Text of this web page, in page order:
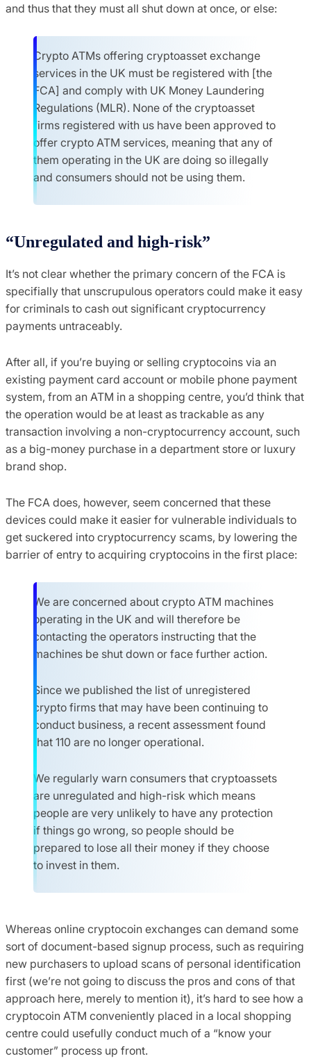
and thus that they must all shut down at once, or else:
Crypto ATMs offering cryptoasset exchange
services in the UK must be registered with [the
FCA] and comply with UK Money Laundering
Regulations (MLR). None of the cryptoasset
firms registered with us have been approved to
offer crypto ATM services, meaning that any of
them operating in the UK are doing so illegally
and consumers should not be using them.
“Unregulated and high-risk”
It’s not clear whether the primary concern of the FCA is
specifially that unscrupulous operators could make it easy
for criminals to cash out significant cryptocurrency
payments untraceably.
After all, if you’re buying or selling cryptocoins via an
existing payment card account or mobile phone payment
system, from an ATM in a shopping centre, you’d think that
the operation would be at least as trackable as any
transaction involving a non-cryptocurrency account, such
as a big-money purchase in a department store or luxury
brand shop.
The FCA does, however, seem concerned that these
devices could make it easier for vulnerable individuals to
get suckered into cryptocurrency scams, by lowering the
barrier of entry to acquiring cryptocoins in the first place:
We are concerned about crypto ATM machines
operating in the UK and will therefore be
contacting the operators instructing that the
machines be shut down or face further action.
Since we published the list of unregistered
crypto firms that may have been continuing to
conduct business, a recent assessment found
that 110 are no longer operational.
We regularly warn consumers that cryptoassets
are unregulated and high-risk which means
people are very unlikely to have any protection
if things go wrong, so people should be
prepared to lose all their money if they choose
to invest in them.
Whereas online cryptocoin exchanges can demand some
sort of document-based signup process, such as requiring
new purchasers to upload scans of personal identification
first (we’re not going to discuss the pros and cons of that
approach here, merely to mention it), it’s hard to see how a
cryptocoin ATM conveniently placed in a local shopping
centre could usefully conduct much of a “know your
customer” process up front.